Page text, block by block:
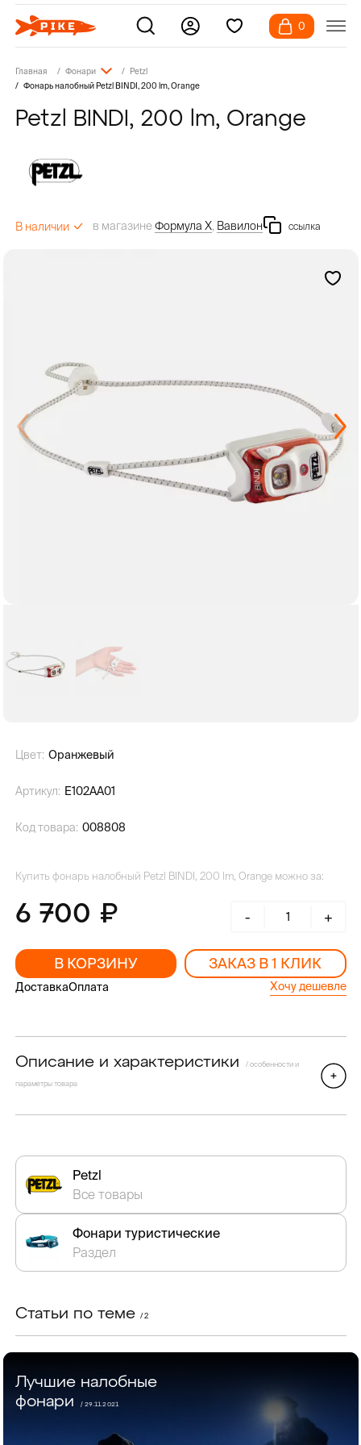
0
Главная Фонари
Petzl
Фонарь налобный Petzl BINDI, 200 lm, Orange
Petzl BINDI, 200 lm, Orange
В наличии в магазинеФормула Х, Вавилон ссылка
Цвет: Оранжевый
Артикул: E102AA01
Код товара: 008808
Купить фонарь налобный Petzl BINDI, 200 lm, Orange можно за:
6 700 - +
В КОРЗИНУ ЗАКАЗ В 1 КЛИК
ДоставкаОплата Хочу дешевле
Описание и характеристики / особенности и
параметры товара
Petzl
Все товары
Фонари туристические
Раздел
Статьи по теме / 2
Лучшие налобные
фонари
/ 29.11.2021